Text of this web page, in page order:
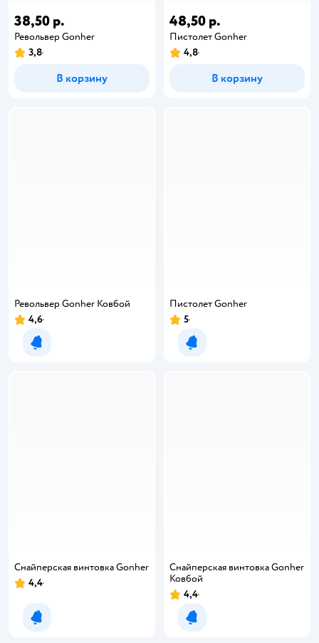
38,50 р.
Револьвер Gonher
3,8
В корзину
48,50 р.
Пистолет Gonher
4,8
В корзину
Револьвер Gonher Ковбой
4,6
Уведомить о появлении
Пистолет Gonher
5
Уведомить о появлении
Снайперская винтовка Gonher
4,4
Уведомить о появлении
Снайперская винтовка Gonher
Ковбой
4,4
Уведомить о появлении